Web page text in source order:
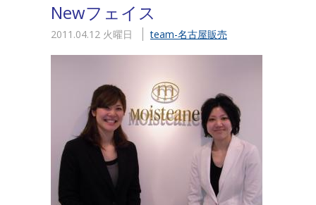
Newフェイス
2011.04.12 火曜日 team-名古屋販売